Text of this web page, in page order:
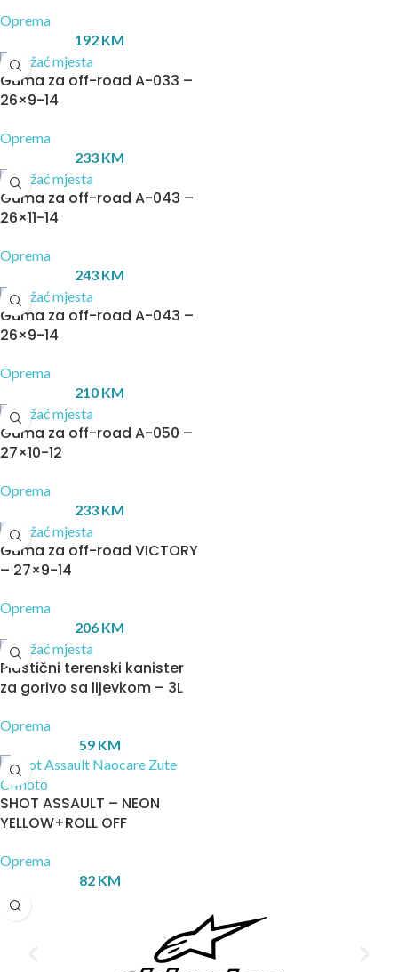
Oprema
192 KM
Guma za off-road A-033 –
26×9-14
Oprema
233 KM
Guma za off-road A-043 –
26×11-14
Oprema
243 KM
Guma za off-road A-043 –
26×9-14
Oprema
210 KM
Guma za off-road A-050 –
27×10-12
Oprema
233 KM
Guma za off-road VICTORY
– 27×9-14
Oprema
206 KM
Plastični terenski kanister
za gorivo sa lijevkom – 3L
Oprema
59 KM
SHOT ASSAULT – NEON
YELLOW+ROLL OFF
Oprema
82 KM